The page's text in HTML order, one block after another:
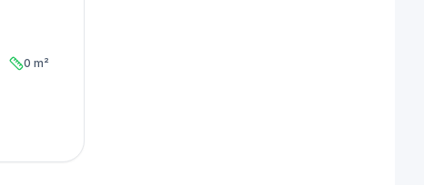
0 m²